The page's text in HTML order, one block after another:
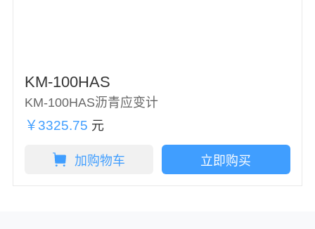
KM-100HAS
KM-100HAS沥青应变计
￥3325.75 元
加购物车 立即购买